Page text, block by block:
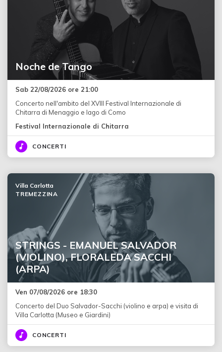
Noche de Tango
Sab 22/08/2026 ore 21:00
Concerto nell'ambito del XVIII Festival Internazionale di
Chitarra di Menaggio e lago di Como
Festival Internazionale di Chitarra
CONCERTI
STRINGS - EMANUEL SALVADOR
(VIOLINO), FLORALEDA SACCHI
(ARPA)
Villa Carlotta
TREMEZZINA
Ven 07/08/2026 ore 18:30
Concerto del Duo Salvador-Sacchi (violino e arpa) e visita di
Villa Carlotta (Museo e Giardini)
CONCERTI